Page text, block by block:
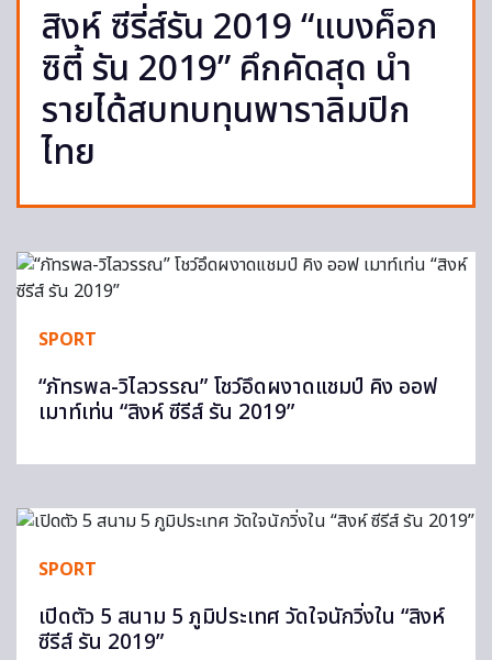
สิงห์ ซีรี่ส์รัน 2019 “แบงค็อก
ซิตี้ รัน 2019” คึกคัดสุด นำ
รายได้สบทบทุนพาราลิมปิก
ไทย
SPORT
“ภัทรพล-วิไลวรรณ” โชว์อึดผงาดแชมป์ คิง ออฟ
เมาท์เท่น “สิงห์ ซีรีส์ รัน 2019”
SPORT
เปิดตัว 5 สนาม 5 ภูมิประเทศ วัดใจนักวิ่งใน “สิงห์
ซีรีส์ รัน 2019”